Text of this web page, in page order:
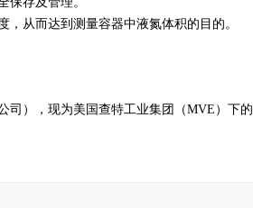
从而达到测量容器中液氮体积的目的。
司），现为美国查特工业集团（MVE）下的